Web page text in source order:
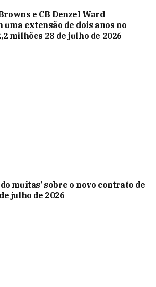
e CB Denzel Ward
uma extensão de dois anos no
milhões 28 de julho de 2026
muitas’ sobre o novo contrato de
julho de 2026